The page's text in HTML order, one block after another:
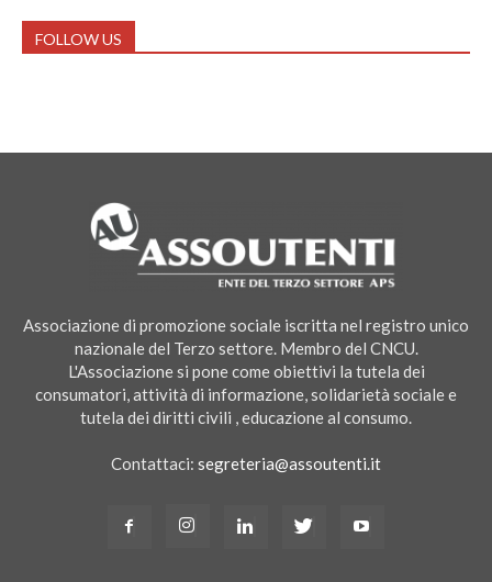
FOLLOW US
Associazione di promozione sociale iscritta nel registro unico
nazionale del Terzo settore. Membro del CNCU.
L'Associazione si pone come obiettivi la tutela dei
consumatori, attività di informazione, solidarietà sociale e
tutela dei diritti civili , educazione al consumo.
Contattaci: segreteria@assoutenti.it